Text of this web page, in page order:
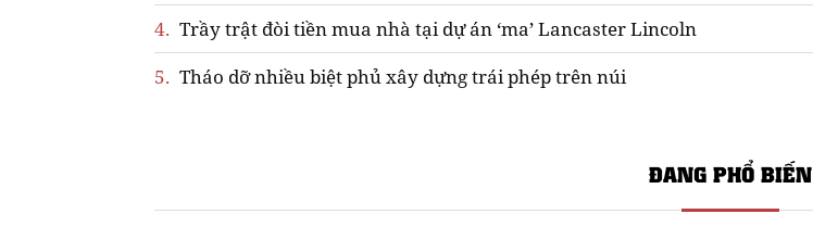
4. Trầy trật đòi tiền mua nhà tại dự án ‘ma’ Lancaster Lincoln
5. Tháo dỡ nhiều biệt phủ xây dựng trái phép trên núi
ĐANG PHỔ BIẾN